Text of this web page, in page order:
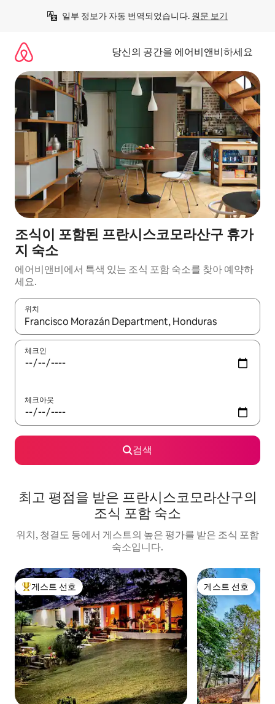
일부 정보가 자동 번역되었습니다. 원문 보기
당신의 공간을 에어비앤비하세요
조식이 포함된 프란시스코모라산구 휴가
지 숙소
에어비앤비에서 특색 있는 조식 포함 숙소를 찾아 예약하
세요.
위치
결과가 나오면 위·아래 화살표 키를 사용하거나 터치 또는 스와이
체크인
체크아웃
검색
최고 평점을 받은 프란시스코모라산구의
조식 포함 숙소
위치, 청결도 등에서 게스트의 높은 평가를 받은 조식 포함
숙소입니다.
상위 게스트 선호
게스트 선호 게스트 선호
게스트 선호